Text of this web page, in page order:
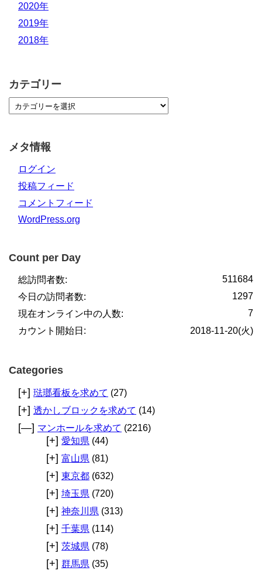
2020年
2019年
2018年
カテゴリー
メタ情報
ログイン
投稿フィード
コメントフィード
WordPress.org
Count per Day
511684
総訪問者数:
1297
今日の訪問者数:
7
現在オンライン中の人数:
2018-11-20(火)
カウント開始日:
Categories
[+] 琺瑯看板を求めて (27)
[+] 透かしブロックを求めて (14)
[—] マンホールを求めて (2216)
[+] 愛知県 (44)
[+] 富山県 (81)
[+] 東京都 (632)
[+] 埼玉県 (720)
[+] 神奈川県 (313)
[+] 千葉県 (114)
[+] 茨城県 (78)
[+] 群馬県 (35)